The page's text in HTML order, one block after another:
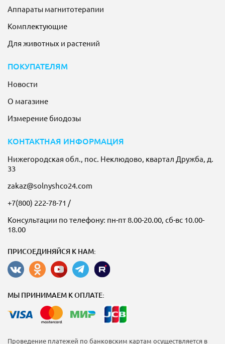
Аппараты магнитотерапии
Комплектующие
Для животных и растений
ПОКУПАТЕЛЯМ
Новости
О магазине
Измерение биодозы
КОНТАКТНАЯ ИНФОРМАЦИЯ
Нижегородская обл., пос. Неклюдово, квартал Дружба, д.
33
zakaz@solnyshco24.com
+7(800) 222-78-71 /
Консультации по телефону: пн-пт 8.00-20.00, сб-вс 10.00-
18.00
ПРИСОЕДИНЯЙСЯ К НАМ:
МЫ ПРИНИМАЕМ К ОПЛАТЕ:
Проведение платежей по банковским картам осуществляется в